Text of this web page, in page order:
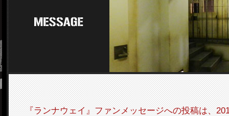
『ランナウェイ』ファンメッセージへの投稿は、